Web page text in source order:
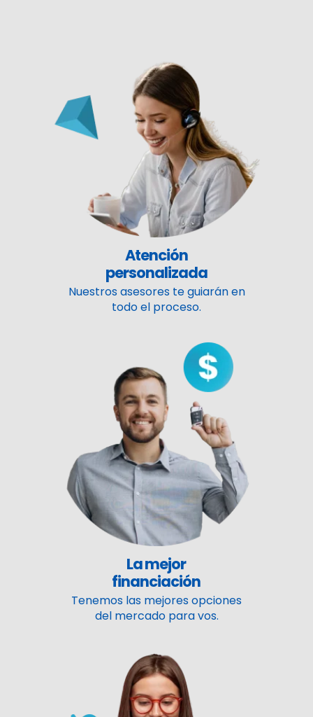
Atención
personalizada
Nuestros asesores te guiarán en
todo el proceso.
La mejor
financiación
Tenemos las mejores opciones
del mercado para vos.